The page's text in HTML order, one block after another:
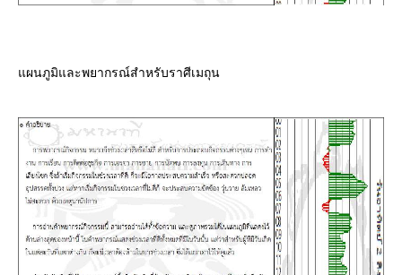
ผนภูมิและพยากรณ์สำหรับราศีเมถุน